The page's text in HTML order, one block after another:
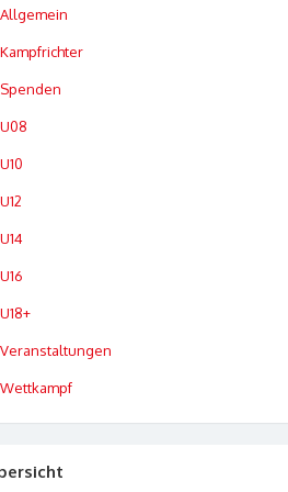
Allgemein
Kampfrichter
Spenden
U08
U10
U12
U14
U16
U18+
Veranstaltungen
Wettkampf